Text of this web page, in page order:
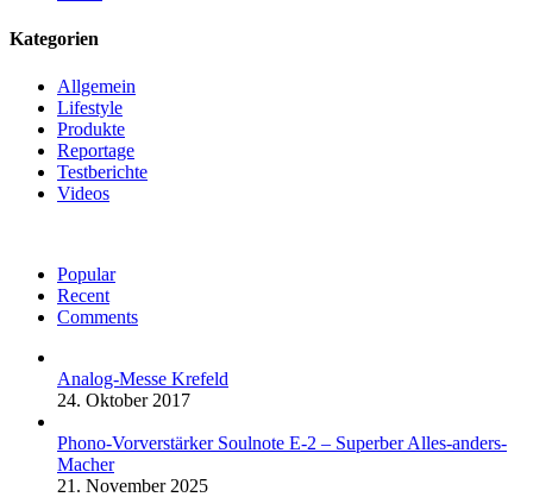
Kategorien
Allgemein
Lifestyle
Produkte
Reportage
Testberichte
Videos
Popular
Recent
Comments
Analog-Messe Krefeld
24. Oktober 2017
Phono-Vorverstärker Soulnote E-2 – Superber Alles-anders-
Macher
21. November 2025